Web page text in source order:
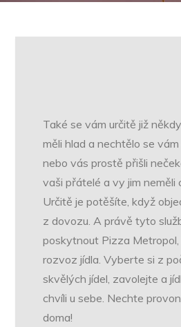
Také se vám určitě již
měli hlad a nechtělo se
nebo vás prostě přišli
vaši přátelé a vy jim neměli
Určitě je potěšíte, když
z dovozu. A právě tyto
poskytnout Pizza
rozvoz jídla. Vyberte si z
skvělých jídel, zavolejte a
chvíli u sebe. Nechte
doma!